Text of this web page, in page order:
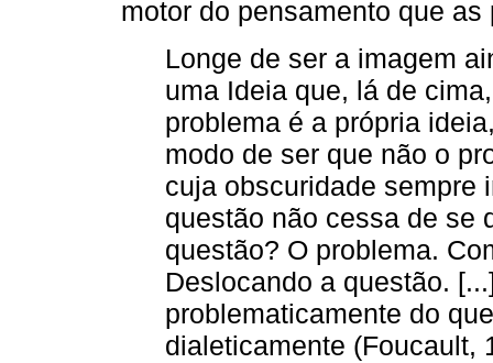
motor do pensamento que
Longe de ser a imagem
uma Ideia que, lá de
problema é a própria
modo de ser que não o
cuja obscuridade sempre
questão não cessa de se
questão? O problema.
Deslocando a questão.
problematicamente do
dialeticamente (Foucault,